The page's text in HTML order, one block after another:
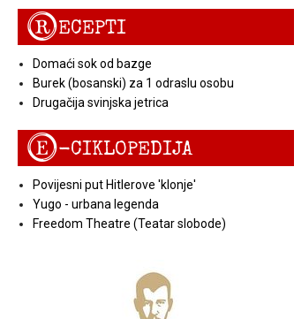
RECEPTI
Domaći sok od bazge
Burek (bosanski) za 1 odraslu osobu
Drugačija svinjska jetrica
E-CIKLOPEDIJA
Povijesni put Hitlerove 'klonje'
Yugo - urbana legenda
Freedom Theatre (Teatar slobode)